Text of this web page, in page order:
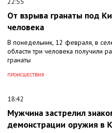
От взрыва гранаты под
человека
В понедельник, 12 февраля, в
области три человека получили
гранаты
ПРОИСШЕСТВИЯ
18:42
Мужчина застрелил
демонстрации оружия в